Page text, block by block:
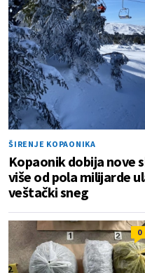
ŠIRENJE KOPAONIKA
Kopaonik dobija nove
više od pola milijarde
veštački sneg
0